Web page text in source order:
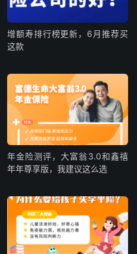
增额寿排行榜更新，6月推荐买
这款
年金险测评，大富翁3.0和鑫禧
年年尊享版，我建议这么选